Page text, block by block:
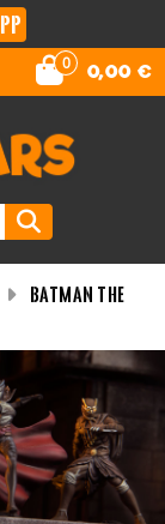
0 0,00 €
Batman The